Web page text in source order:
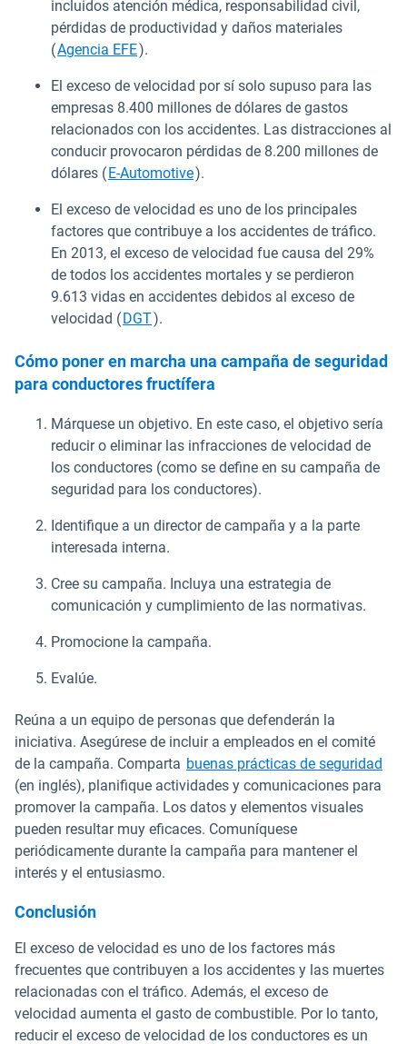
incluidos atención médica, responsabilidad civil,
pérdidas de productividad y daños materiales
(Agencia EFEAbrir en una nueva ventana
).
El exceso de velocidad por sí solo supuso para las
empresas 8.400 millones de dólares de gastos
relacionados con los accidentes. Las distracciones al
conducir provocaron pérdidas de 8.200 millones de
dólares ( E-AutomotiveAbrir en una nueva ventana
).
El exceso de velocidad es uno de los principales
factores que contribuye a los accidentes de tráfico.
En 2013, el exceso de velocidad fue causa del 29%
de todos los accidentes mortales y se perdieron
9.613 vidas en accidentes debidos al exceso de
velocidad ( DGTAbrir en una nueva ventana
).
Cómo poner en marcha una campaña de seguridad
para conductores fructífera
Márquese un objetivo. En este caso, el objetivo sería
reducir o eliminar las infracciones de velocidad de
los conductores (como se define en su campaña de
seguridad para los conductores).
Identifique a un director de campaña y a la parte
interesada interna.
Cree su campaña. Incluya una estrategia de
comunicación y cumplimiento de las normativas.
Promocione la campaña.
Evalúe.
Reúna a un equipo de personas que defenderán la
iniciativa. Asegúrese de incluir a empleados en el comité
de la campaña. Comparta buenas prácticas de seguridad
(en inglés), planifique actividades y comunicaciones para
promover la campaña. Los datos y elementos visuales
pueden resultar muy eficaces. Comuníquese
periódicamente durante la campaña para mantener el
interés y el entusiasmo.
Conclusión
El exceso de velocidad es uno de los factores más
frecuentes que contribuyen a los accidentes y las muertes
relacionadas con el tráfico. Además, el exceso de
velocidad aumenta el gasto de combustible. Por lo tanto,
reducir el exceso de velocidad de los conductores es un